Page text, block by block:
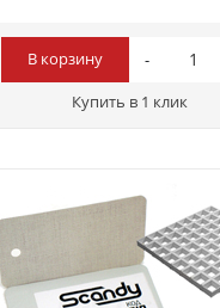
В корзину
Купить в 1 клик